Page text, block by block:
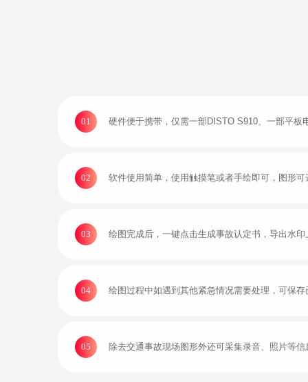
01 硬件便于携带，仅需一部DISTO S910、一部平
02 软件使用简单，使用触摸笔或者手绘即可，图形
03 绘图完成后，一键点击生成事故认定书，导出水
04 绘图过程中如遇到其他紧急情况需要处理，可保
05 除去交通事故现场图形外还可采集录音、照片等